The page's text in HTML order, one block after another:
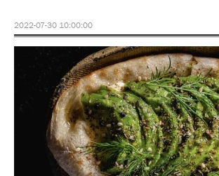
2022-07-30 10:00:00